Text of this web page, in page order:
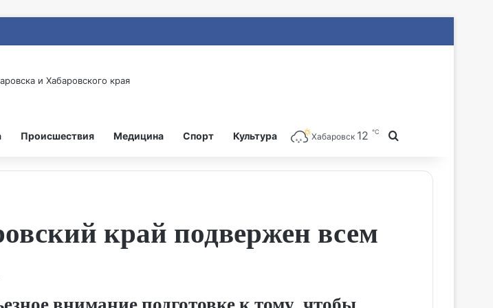
Происшествия Медицина Спорт Культура Хабаровск 12 ℃
край подвержен всем